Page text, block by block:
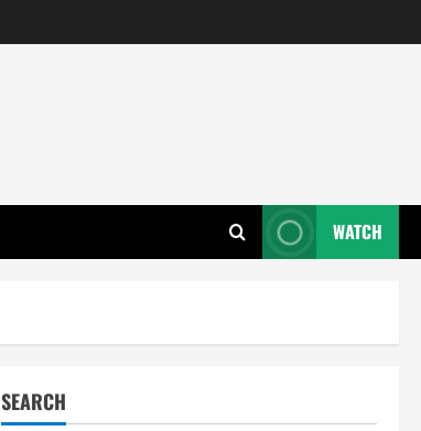
WATCH
SEARCH